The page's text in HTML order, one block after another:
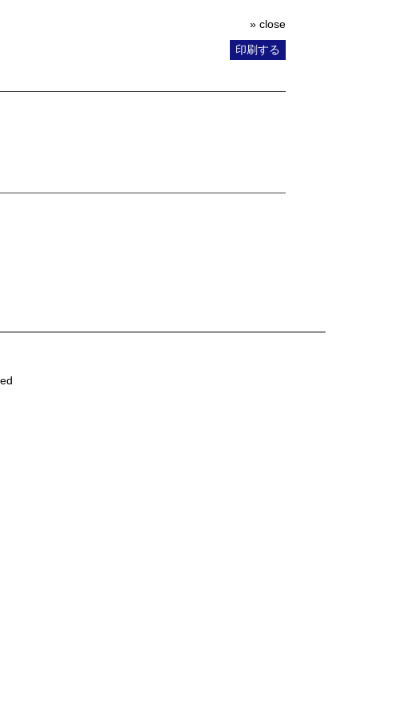
» close
印刷する